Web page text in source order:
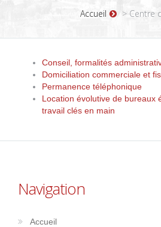
Accueil > Centre
Conseil, formalités
Domiciliation commerciale et
Permanence téléphonique
Location évolutive de bureaux
travail clés en main
Navigation
Accueil